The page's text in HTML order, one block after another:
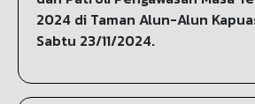
2024 di Taman Alun-Alun
Sabtu 23/11/2024.